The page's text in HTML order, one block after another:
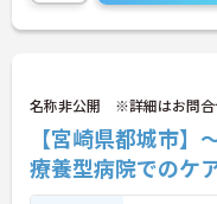
名称非公開 ※詳細はお問合
【宮崎県都城市
療養型病院でのケ